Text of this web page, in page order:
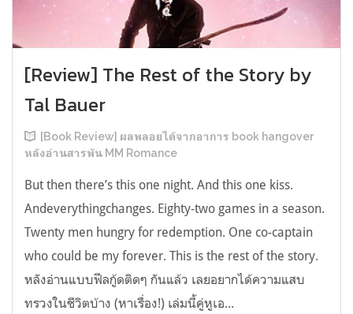
[Review] The Rest of the Story by
Tal Bauer
[Book Review] ผลพลอยได้จากอาการ book hangover
หลังอ่านสารพัน MM Romance
But then there’s this one night. And this one kiss.
Andeverythingchanges. Eighty-two games in a season.
Twenty men hungry for redemption. One co-captain
who could be my forever. This is the rest of the story.
หลังอ่านแบบฟีลกู้ดติดๆ กันแล้ว เลยอยากได้ความแสบ
ทรวงในชีวิตบ้าง (หาเรื่อง!) เล่มนี้คู่หูเอ...